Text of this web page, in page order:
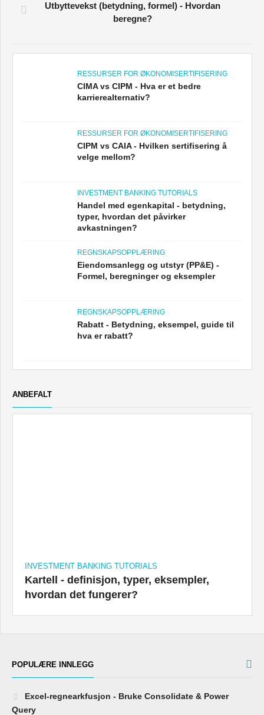
Utbyttevekst (betydning, formel) - Hvordan
beregne?
RESSURSER FOR ØKONOMISERTIFISERING
CIMA vs CIPM - Hva er et bedre
karrierealternativ?
RESSURSER FOR ØKONOMISERTIFISERING
CIPM vs CAIA - Hvilken sertifisering å
velge mellom?
INVESTMENT BANKING TUTORIALS
Handel med egenkapital - betydning,
typer, hvordan det påvirker
avkastningen?
REGNSKAPSOPPLÆRING
Eiendomsanlegg og utstyr (PP&E) -
Formel, beregninger og eksempler
REGNSKAPSOPPLÆRING
Rabatt - Betydning, eksempel, guide til
hva er rabatt?
ANBEFALT
INVESTMENT BANKING TUTORIALS
Kartell - definisjon, typer, eksempler,
hvordan det fungerer?
POPULÆRE INNLEGG
Excel-regnearkfusjon - Bruke Consolidate & Power
Query